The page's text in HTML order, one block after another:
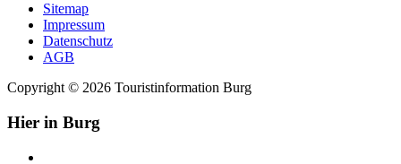
Sitemap
Impressum
Datenschutz
AGB
Copyright © 2026 Touristinformation Burg
Hier in Burg